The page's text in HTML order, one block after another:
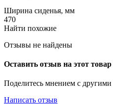
Ширина сиденья, мм
470
Найти похожие
Отзывы не найдены
Оставить отзыв на этот товар
Поделитесь мнением с другими
Написать отзыв